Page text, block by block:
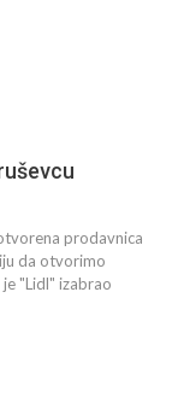
prodavnica
da otvorimo
"Lidl" izabrao